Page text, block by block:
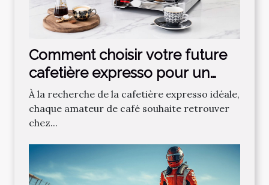
Comment choisir votre future
cafetière expresso pour un
café parfait ?
À la recherche de la cafetière expresso idéale,
chaque amateur de café souhaite retrouver
chez...